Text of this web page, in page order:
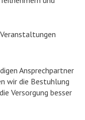
Ansprechpartner
wir die Bestuhlung
Versorgung besser